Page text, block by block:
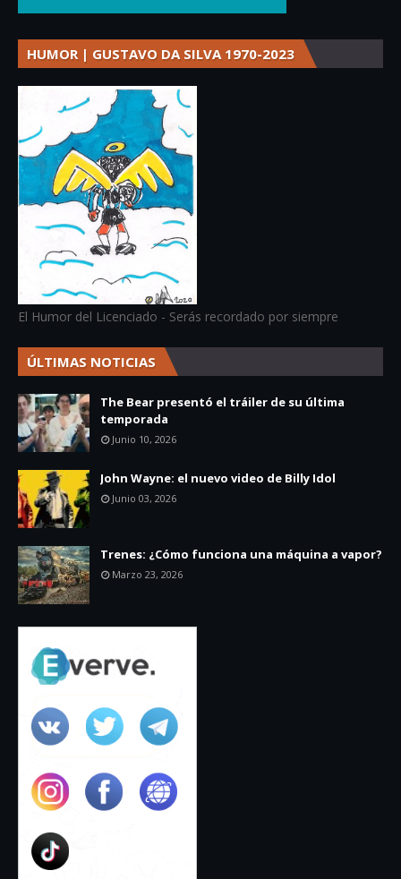
HUMOR | GUSTAVO DA SILVA 1970-2023
El Humor del Licenciado - Serás recordado por siempre
ÚLTIMAS NOTICIAS
The Bear presentó el tráiler de su última
temporada
Junio 10, 2026
John Wayne: el nuevo video de Billy Idol
Junio 03, 2026
Trenes: ¿Cómo funciona una máquina a vapor?
Marzo 23, 2026